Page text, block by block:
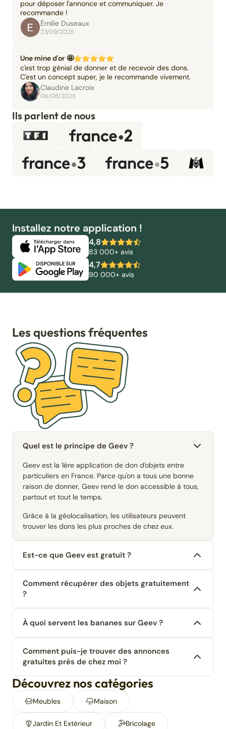
pour déposer l'annonce et communiquer. Je
recommande !
Émilie Duseaux
23/09/2025
Une mine d'or 🤩
c'est trop génial de donner et de recevoir des dons.
C'est un concept super, je le recommande vivement.
Claudine Lacroix
06/08/2025
Ils parlent de nous
Installez notre application !
4,8
83 000+ avis
4,7
90 000+ avis
Les questions fréquentes
Quel est le principe de Geev ?
Geev est la 1ère application de don d'objets entre
particuliers en France. Parce qu'on a tous une bonne
raison de donner, Geev rend le don accessible à tous,
partout et tout le temps.
Grâce à la géolocalisation, les utilisateurs peuvent
trouver les dons les plus proches de chez eux.
Est-ce que Geev est gratuit ?
Comment récupérer des objets gratuitement
?
À quoi servent les bananes sur Geev ?
Comment puis-je trouver des annonces
gratuites près de chez moi ?
Découvrez nos catégories
Meubles Maison
Jardin Et Extérieur Bricolage